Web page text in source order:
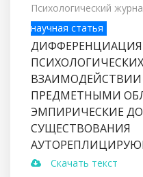
Психологический
научная статья
ПРЕДМЕТНЫМИ
ЭМПИРИЧЕСКИЕ
СУЩЕСТВОВАНИЯ
Скачать текст